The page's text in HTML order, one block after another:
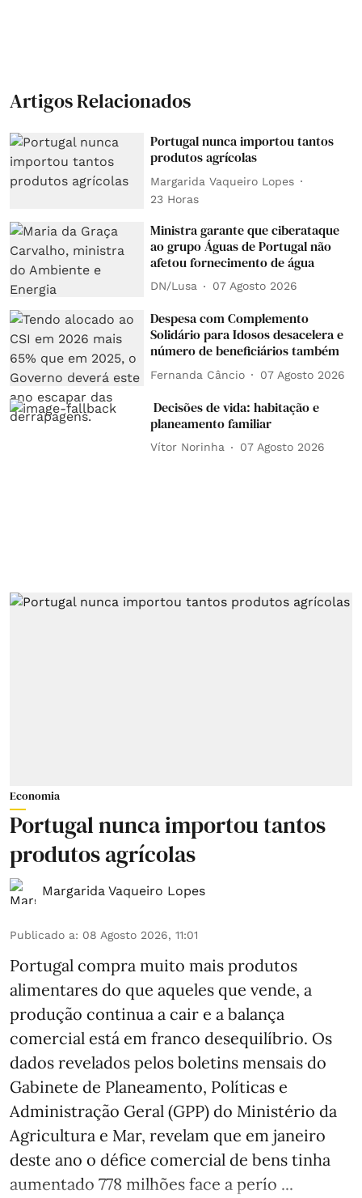
Artigos Relacionados
Portugal nunca importou tantos
produtos agrícolas
Margarida Vaqueiro Lopes
23 Horas
Ministra garante que ciberataque
ao grupo Águas de Portugal não
afetou fornecimento de água
DN/Lusa 07 Agosto 2026
Despesa com Complemento
Solidário para Idosos desacelera e
número de beneficiários também
Fernanda Câncio 07 Agosto 2026
Decisões de vida: habitação e
planeamento familiar
Vítor Norinha 07 Agosto 2026
Economia
Portugal nunca importou tantos
produtos agrícolas
Margarida Vaqueiro Lopes
Publicado a: 08 Agosto 2026, 11:01
Portugal compra muito mais produtos
alimentares do que aqueles que vende, a
produção continua a cair e a balança
comercial está em franco desequilíbrio. Os
dados revelados pelos boletins mensais do
Gabinete de Planeamento, Políticas e
Administração Geral (GPP) do Ministério da
Agricultura e Mar, revelam que em janeiro
deste ano o défice comercial de bens tinha
aumentado 778 milhões face a perío ...